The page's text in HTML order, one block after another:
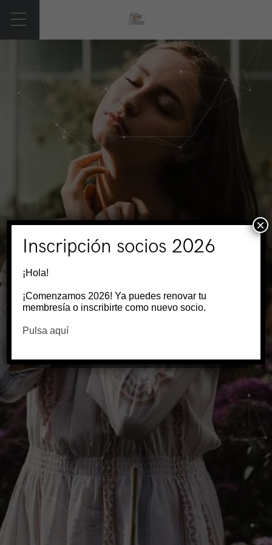
Kinatrix Studio
Display your online photographs easily with
variety of showcases
Inscripción socios 2026
¡Hola!
¡Comenzamos 2026! Ya puedes renovar tu
membresía o inscribirte como nuevo socio.
Pulsa aquí
×